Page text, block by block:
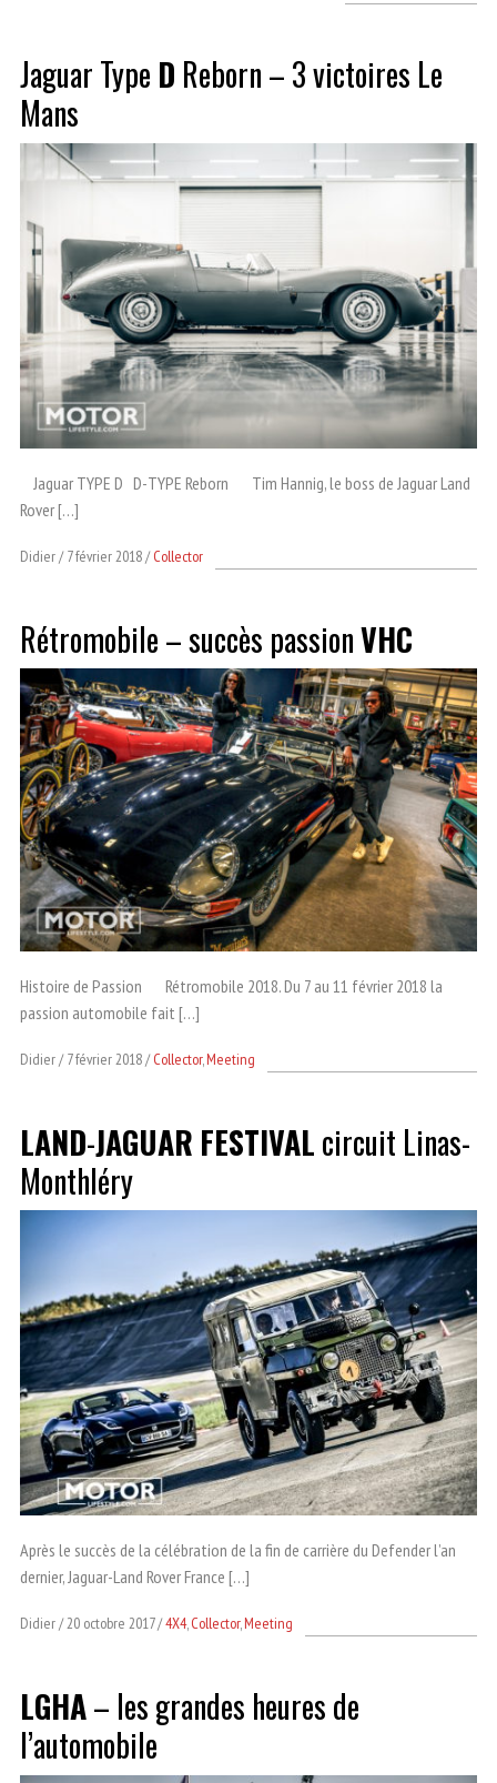
Jaguar Type D Reborn – 3 victoires Le
Mans
Jaguar TYPE D D-TYPE Reborn Tim Hannig, le boss de Jaguar Land
Rover […]
Didier 7 février 2018 Collector
Rétromobile – succès passionVHC
Histoire de Passion Rétromobile 2018. Du 7 au 11 février 2018 la
passion automobile fait […]
Didier 7 février 2018 Collector,Meeting
LAND-JAGUAR FESTIVALcircuit Linas-
Monthléry
Après le succès de la célébration de la fin de carrière du Defender l’an
dernier, Jaguar-Land Rover France […]
Didier 20 octobre 2017 4X4,Collector,Meeting
LGHA– les grandes heures de
l’automobile